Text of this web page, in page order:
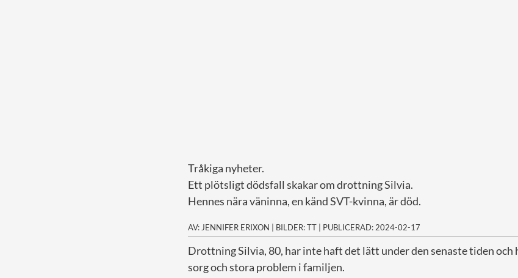
Tråkiga nyheter.
Ett plötsligt dödsfall skakar om drottning Silvia.
Hennes nära väninna, en känd SVT-kvinna, är död.
AV: JENNIFER ERIXON BILDER: TT PUBLICERAD: 2024-02-17
Drottning Silvia, 80, har inte haft det lätt under den senaste tiden och
sorg och stora problem i familjen.